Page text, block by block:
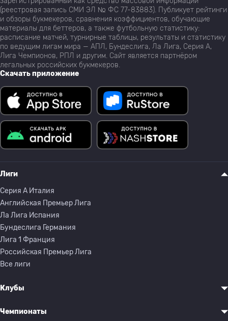
(реестровая запись СМИ ЭЛ № ФС 77-83883). Публикует рейтинги
и обзоры букмекеров, сравнения коэффициентов, обучающие
материалы для беттеров, а также футбольную статистику:
расписание матчей, турнирные таблицы, результаты и статистику
по ведущим лигам мира — АПЛ, Бундеслига, Ла Лига, Серия А,
Лига Чемпионов, РПЛ и другим. Сайт является партнёром
легальных российских букмекеров.
Скачать приложение
Лиги
Серия A Италия
Английская Премьер Лига
Ла Лига Испания
Бундеслига Германия
Лига 1 Франция
Российская Премьер Лига
Все лиги
Клубы
Чемпионаты